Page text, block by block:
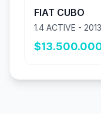
FIAT CUBO
1.4 ACTIVE - 2013